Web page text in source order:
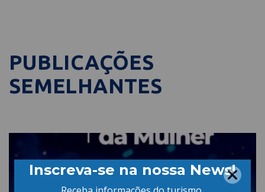
PUBLICAÇÕES
SEMELHANTES